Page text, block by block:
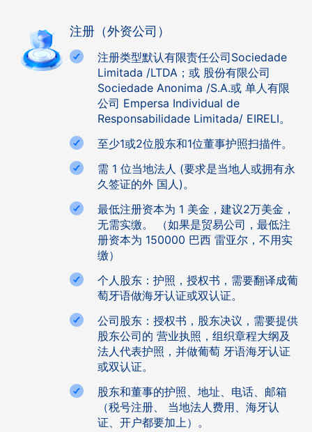
注册（外资公司）
注册类型默认有限责任公司Sociedade
Limitada /LTDA；或 股份有限公司
Sociedade Anonima /S.A.或 单人有限
公司 Empersa Individual de
Responsabilidade Limitada/ EIRELI。
至少1或2位股东和1位董事护照扫描件。
需 1 位当地法人 (要求是当地人或拥有永
久签证的外 国人)。
最低注册资本为 1 美金，建议2万美金，
无需实缴。 （如果是贸易公司，最低注
册资本为 150000 巴西 雷亚尔，不用实
缴）
个人股东：护照，授权书，需要翻译成葡
萄牙语做海牙认证或双认证。
公司股东：授权书，股东决议，需要提供
股东公司的 营业执照，组织章程大纲及
法人代表护照，并做葡萄 牙语海牙认证
或双认证。
股东和董事的护照、地址、电话、邮箱
（税号注册、 当地法人费用、海牙认
证、开户都要加上）。